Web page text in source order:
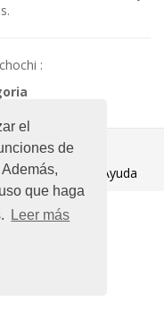
el
de
que haga
Leer más
:
Aviso legal
Ayuda